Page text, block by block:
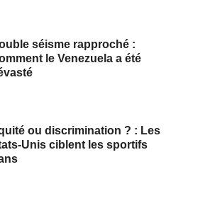
séisme rapproché :
le Venezuela a été
ou discrimination ? : Les
Unis ciblent les sportifs